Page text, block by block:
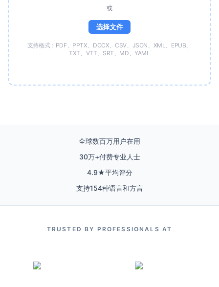
或
选择文件
支持格式：PDF、PPTX、DOCX、CSV、JSON、XML、EPUB、
TXT、VTT、SRT、MD、YAML
全球数百万用户在用
30万+付费专业人士
4.9★平均评分
支持154种语言和方言
TRUSTED BY PROFESSIONALS AT